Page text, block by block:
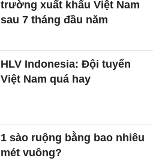
trường xuất khẩu Việt Nam
sau 7 tháng đầu năm
HLV Indonesia: Đội tuyển
Việt Nam quá hay
1 sào ruộng bằng bao nhiêu
mét vuông?